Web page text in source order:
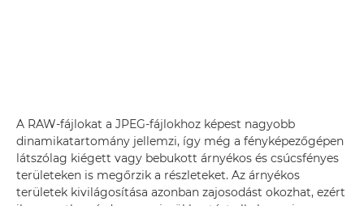
A RAW-fájlokat a JPEG-fájlokhoz képest nagyobb
dinamikatartomány jellemzi, így még a fényképezőgépen
látszólag kiégett vagy bebukott árnyékos és csúcsfényes
területeken is megőrzik a részleteket. Az árnyékos
területek kivilágosítása azonban zajosodást okozhat, ezért